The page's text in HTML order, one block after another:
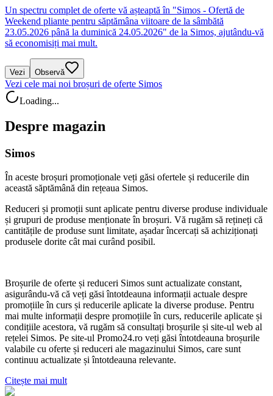
Un spectru complet de oferte vă așteaptă în "Simos - Ofertă de
Weekend pliante pentru săptămâna viitoare de la sâmbătă
23.05.2026 până la duminică 24.05.2026" de la Simos, ajutându-vă
să economisiți mai mult.
Vezi Observă
Vezi cele mai noi broșuri de oferte Simos
Loading...
Despre magazin
Simos
În aceste broșuri promoționale veți găsi ofertele și reducerile din
această săptămână din rețeaua Simos.
Reduceri și promoții sunt aplicate pentru diverse produse individuale
și grupuri de produse menționate în broșuri. Vă rugăm să rețineți că
cantitățile de produse sunt limitate, așadar încercați să achiziționați
produsele dorite cât mai curând posibil.
Broșurile de oferte și reduceri Simos sunt actualizate constant,
asigurându-vă că veți găsi întotdeauna informații actuale despre
promoțiile în curs și reducerile aplicate la diverse produse. Pentru
mai multe informații despre promoțiile în curs, reducerile aplicate și
condițiile acestora, vă rugăm să consultați broșurile și site-ul web al
rețelei Simos. Pe site-ul Promo24.ro veți găsi întotdeauna broșurile
valabile cu oferte și reduceri ale magazinului Simos, care sunt
continuu actualizate și întotdeauna relevante.
Citește mai mult